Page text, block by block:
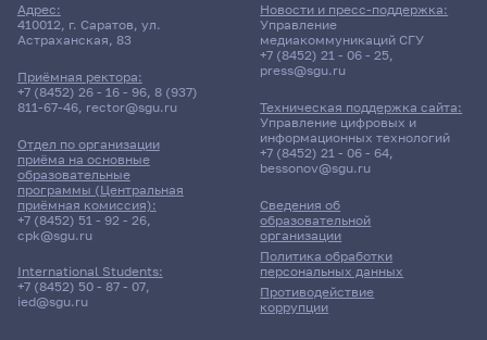
Адрес:
410012, г. Саратов, ул.
Астраханская, 83
Приёмная ректора:
+7 (8452) 26 - 16 - 96, 8 (937)
811-67-46, rector@sgu.ru
Отдел по организации
приёма на основные
образовательные
программы (Центральная
приёмная комиссия):
+7 (8452) 51 - 92 - 26,
cpk@sgu.ru
International Students:
+7 (8452) 50 - 87 - 07,
ied@sgu.ru
Сведения об
образовательной
организации
Политика обработки
персональных данных
Противодействие
коррупции
Новости и пресс-поддержка:
Управление
медиакоммуникаций СГУ
+7 (8452) 21 - 06 - 25,
press@sgu.ru
Техническая поддержка сайта:
Управление цифровых и
информационных технологий
+7 (8452) 21 - 06 - 64,
bessonov@sgu.ru